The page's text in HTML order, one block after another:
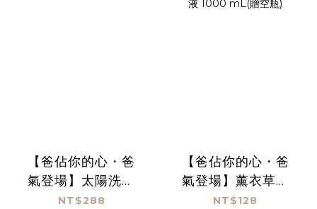
【爸佔你的心・爸
氣登場】太陽洗衣
精 1000 mL
NT$288
【爸佔你的心・爸
氣登場】薰衣草檸
檬-酚多精除臭抗菌
NT$128